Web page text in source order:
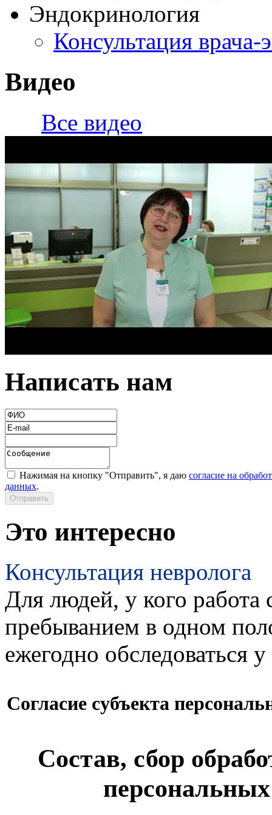
Эндокринология
Консультация врача-
Видео
Все видео
Написать нам
Нажимая на кнопку "Отправить", я даю согласие на
данных.
Это интересно
Консультация невролога
Для людей, у кого работа
пребыванием в одном
ежегодно обследоваться
Согласие субъекта
Состав, сбор